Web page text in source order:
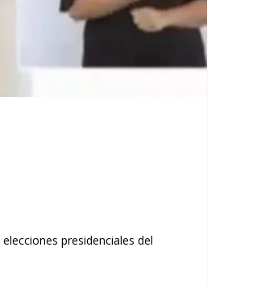
presidenciales del